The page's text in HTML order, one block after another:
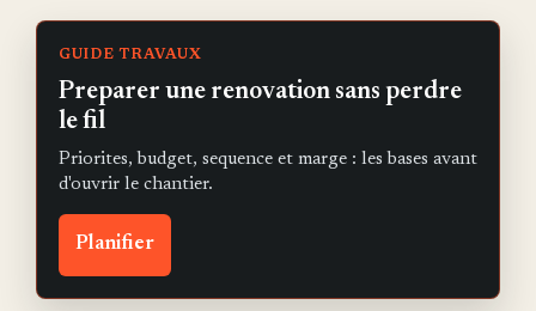
GUIDE TRAVAUX
Preparer une renovation sans perdre
le fil
Priorites, budget, sequence et marge : les bases avant
d'ouvrir le chantier.
Planifier